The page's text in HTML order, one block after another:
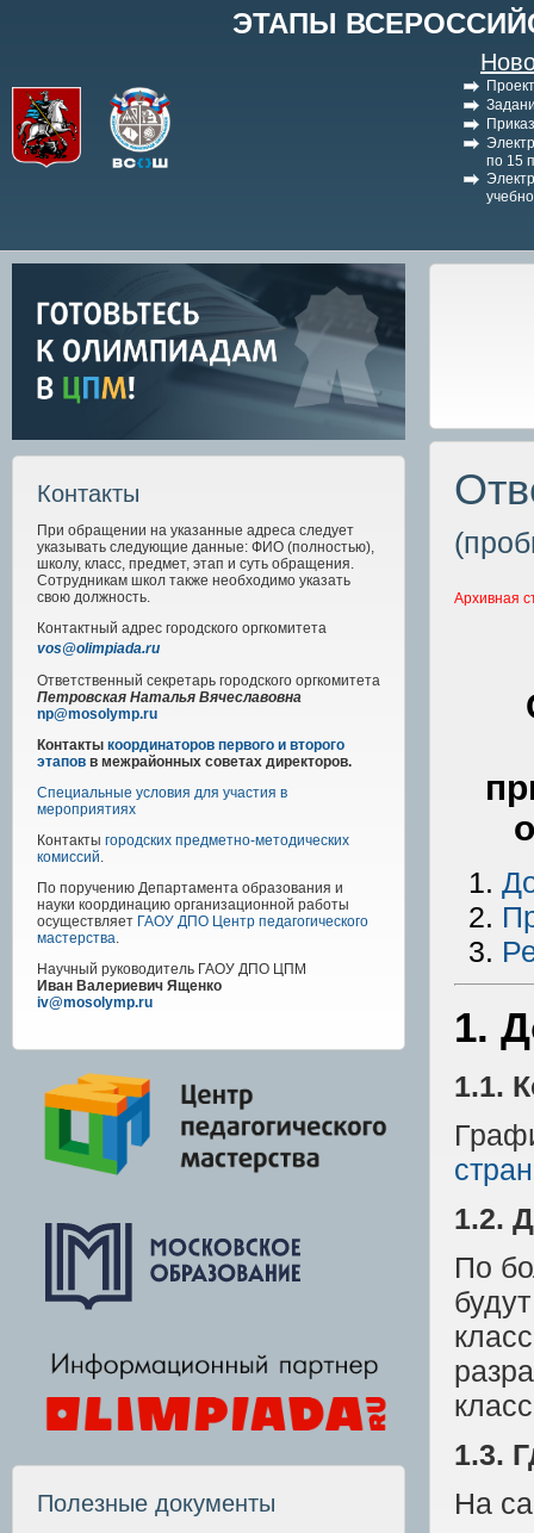
ЭТАПЫ
по 15
Контакты
При обращении на указанные адреса следует
указывать следующие данные: ФИО (полностью),
школу, класс, предмет, этап и суть обращения.
Сотрудникам школ также необходимо указать
свою должность.
Контактный адрес городского оргкомитета
vos@olimpiada.ru
Ответственный секретарь городского оргкомитета
Петровская Наталья Вячеславовна
np@mosolymp.ru
Контакты координаторов первого и второго
этапов в межрайонных советах директоров.
Специальные условия для участия в
мероприятиях
Контакты городских предметно-методических
комиссий.
По поручению Департамента образования и
науки координацию организационной работы
осуществляет ГАОУ ДПО Центр педагогического
мастерства.
Научный руководитель ГАОУ ДПО ЦПМ
Иван Валериевич Ященко
iv@mosolymp.ru
Полезные документы
Архивная
1.
1.1.
1.2.
По
1.3.
На